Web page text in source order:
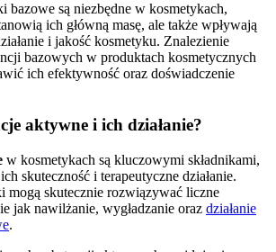
bazowe są niezbędne w kosmetykach,
ich główną masę, ale także wpływają
i jakość kosmetyku. Znalezienie
bazowych w produktach kosmetycznych
ich efektywność oraz doświadczenie
aktywne i ich działanie?
w kosmetykach są kluczowymi składnikami,
skuteczność i terapeutyczne działanie.
mogą skutecznie rozwiązywać liczne
jak nawilżanie, wygładzanie oraz działanie
.